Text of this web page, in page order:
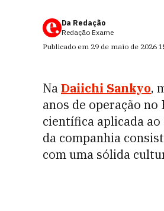
Da Redação
Redação Exame
Publicado em 29 de maio de 2026
NaDaiichi Sankyo,
anos de operação
científica aplicada
da companhia
com uma sólida